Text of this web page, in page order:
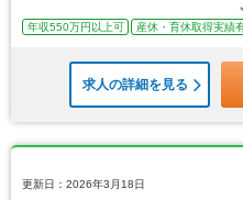
年収550万円以上可 産休・育休取得実績
求人の詳細を見る
更新日：2026年3月18日